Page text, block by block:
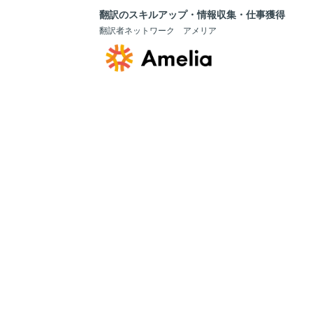
翻訳のスキルアップ・情報収集・仕事獲得
翻訳者ネットワーク アメリア